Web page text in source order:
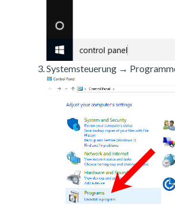
Systemsteuerung →